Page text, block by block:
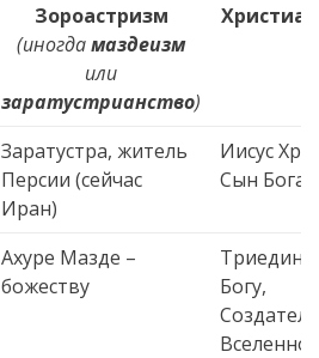
Зороастризм
(иногдамаздеизм
или
заратустрианство)
Заратустра, житель
Персии (сейчас
Иран)
Иисус
Сын Бога
Ахуре Мазде –
божеству
Богу,